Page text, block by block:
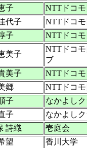
子
NTTドコ
代子
NTTドコ
子 NTTドコ
美子
NTTドコ
ブ
美子
NTTドコ
郷
NTTドコ
子
なかよし
子
なかよし
詩織
壱庭会
望 香川大学